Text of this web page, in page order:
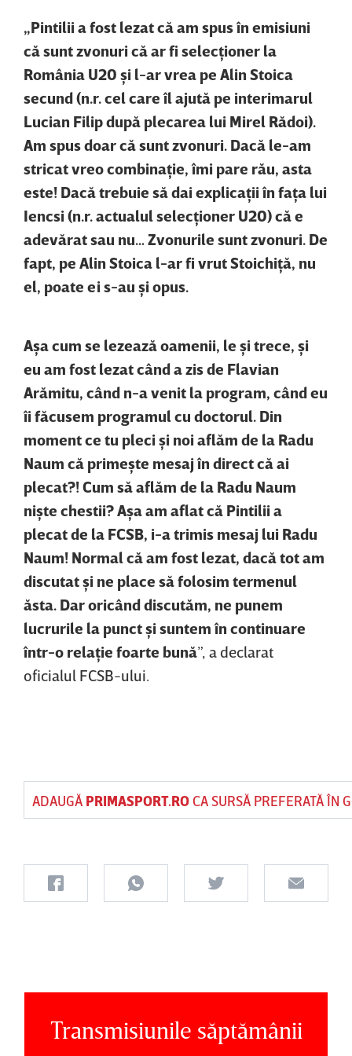
„Pintilii a fost lezat că am spus în emisiuni
că sunt zvonuri că ar fi selecţioner la
România U20 şi l-ar vrea pe Alin Stoica
secund (n.r. cel care îl ajută pe interimarul
Lucian Filip după plecarea lui Mirel Rădoi).
Am spus doar că sunt zvonuri. Dacă le-am
stricat vreo combinaţie, îmi pare rău, asta
este! Dacă trebuie să dai explicaţii în faţa lui
Iencsi (n.r. actualul selecţioner U20) că e
adevărat sau nu… Zvonurile sunt zvonuri. De
fapt, pe Alin Stoica l-ar fi vrut Stoichiţă, nu
el, poate ei s-au şi opus.
Aşa cum se lezează oamenii, le şi trece, şi
eu am fost lezat când a zis de Flavian
Arămitu, când n-a venit la program, când eu
îi făcusem programul cu doctorul. Din
moment ce tu pleci şi noi aflăm de la Radu
Naum că primeşte mesaj în direct că ai
plecat?! Cum să aflăm de la Radu Naum
nişte chestii? Aşa am aflat că Pintilii a
plecat de la FCSB, i-a trimis mesaj lui Radu
Naum! Normal că am fost lezat, dacă tot am
discutat şi ne place să folosim termenul
ăsta. Dar oricând discutăm, ne punem
lucrurile la punct şi suntem în continuare
într-o relaţie foarte bună”, a declarat
oficialul FCSB-ului.
ADAUGĂ PRIMASPORT.ROCA SURSĂ PREFERATĂ ÎN
Transmisiunile săptămânii